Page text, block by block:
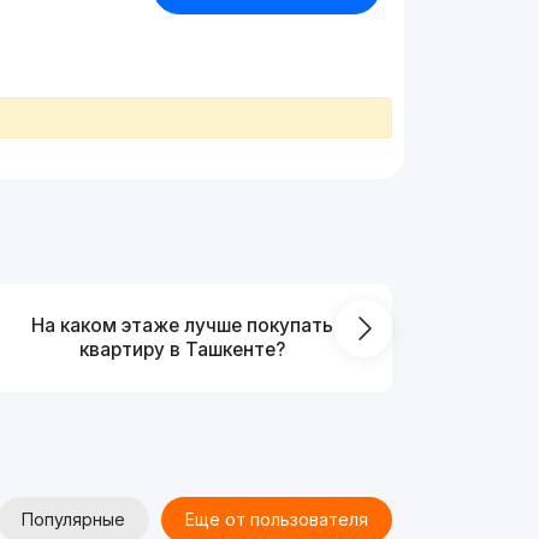
На каком этаже лучше покупать
квартиру в Ташкенте?
Популярные Еще от пользователя